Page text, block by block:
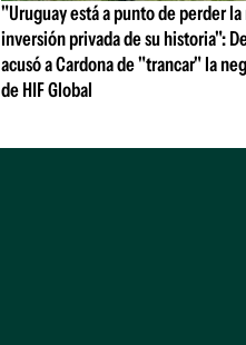
"Uruguay está a punto de perder
inversión privada de su historia":
acusó a Cardona de "trancar" la
de HIF Global